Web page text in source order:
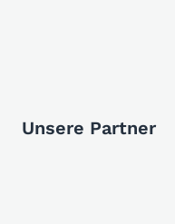
Unsere Partner